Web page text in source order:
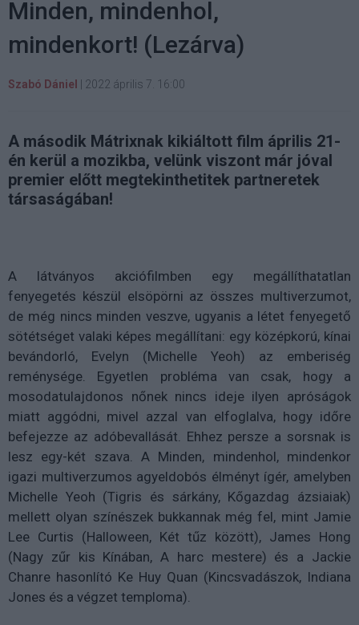
Minden, mindenhol,
mindenkort! (Lezárva)
Szabó Dániel 2022 április 7. 16:00
A második Mátrixnak kikiáltott film április 21-
én kerül a mozikba, velünk viszont már jóval
premier előtt megtekinthetitek partneretek
társaságában!
A látványos akciófilmben egy megállíthatatlan
fenyegetés készül elsöpörni az összes multiverzumot,
de még nincs minden veszve, ugyanis a létet fenyegető
sötétséget valaki képes megállítani: egy középkorú, kínai
bevándorló, Evelyn (Michelle Yeoh) az emberiség
reménysége. Egyetlen probléma van csak, hogy a
mosodatulajdonos nőnek nincs ideje ilyen apróságok
miatt aggódni, mivel azzal van elfoglalva, hogy időre
befejezze az adóbevallását. Ehhez persze a sorsnak is
lesz egy-két szava. A Minden, mindenhol, mindenkor
igazi multiverzumos agyeldobós élményt ígér, amelyben
Michelle Yeoh (Tigris és sárkány, Kőgazdag ázsiaiak)
mellett olyan színészek bukkannak még fel, mint Jamie
Lee Curtis (Halloween, Két tűz között), James Hong
(Nagy zűr kis Kínában, A harc mestere) és a Jackie
Chanre hasonlító Ke Huy Quan (Kincsvadászok, Indiana
Jones és a végzet temploma).